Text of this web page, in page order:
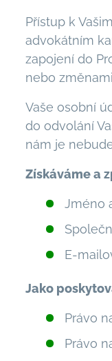
Přístup k
advokátním
zapojení do
nebo
Vaše osobní
do odvolání
nám je
Získáváme a
Jméno
E-
Jako
Právo
Právo